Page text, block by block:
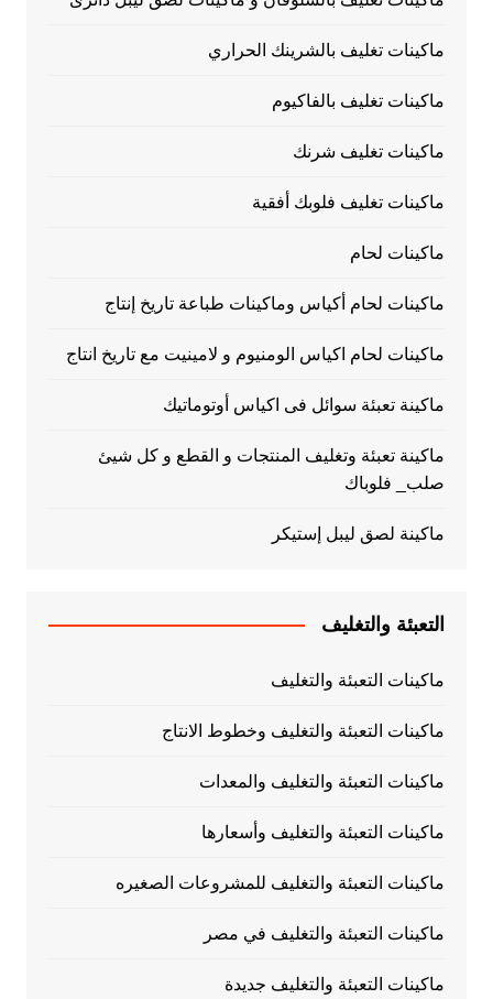
ماكينات تغليف بالشرينك الحراري
ماكينات تغليف بالفاكيوم
ماكينات تغليف شرنك
ماكينات تغليف فلوبك أفقية
ماكينات لحام
ماكينات لحام أكياس وماكينات طباعة تاريخ إنتاج
ماكينات لحام اكياس الومنيوم و لامينيت مع تاريخ انتاج
ماكينة تعبئة سوائل فى اكياس أوتوماتيك
ماكينة تعبئة وتغليف المنتجات و القطع و كل شيئ
صلب_ فلوباك
ماكينة لصق ليبل إستيكر
التعبئة والتغليف
ماكينات التعبئة والتغليف
ماكينات التعبئة والتغليف وخطوط الانتاج
ماكينات التعبئة والتغليف والمعدات
ماكينات التعبئة والتغليف وأسعارها
ماكينات التعبئة والتغليف للمشروعات الصغيره
ماكينات التعبئة والتغليف في مصر
ماكينات التعبئة والتغليف جديدة